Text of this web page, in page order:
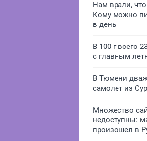
Нам врали,
Кому можно
в день
В 100 г всего
с главным
В Тюмени
самолет из
Множество
недоступны:
произошел в